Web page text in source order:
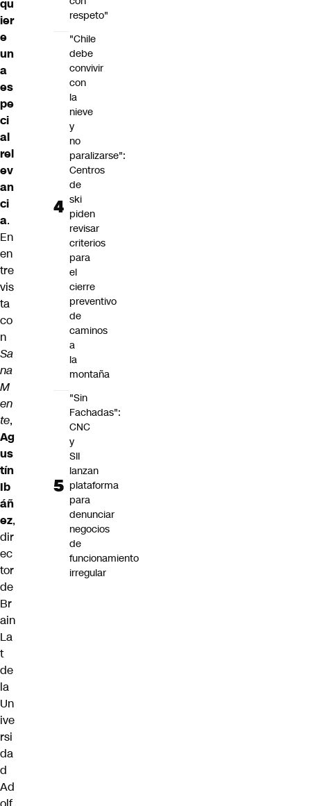
qu
ier
e
un
a
es
pe
ci
al
rel
ev
an
ci
a.
En
en
tre
vis
ta
co
n
Sa
na
M
en
te,
Ag
us
tín
Ib
áñ
ez,
dir
ec
tor
de
Br
ain
La
t
de
la
Un
ive
rsi
da
d
Ad
respeto"
"Chile
debe
convivir
con
la
nieve
y
no
paralizarse":
Centros
de
ski
piden
revisar
criterios
para
el
cierre
preventivo
de
caminos
a
la
montaña
"Sin
Fachadas":
CNC
y
SII
lanzan
plataforma
para
denunciar
negocios
de
funcionamiento
irregular